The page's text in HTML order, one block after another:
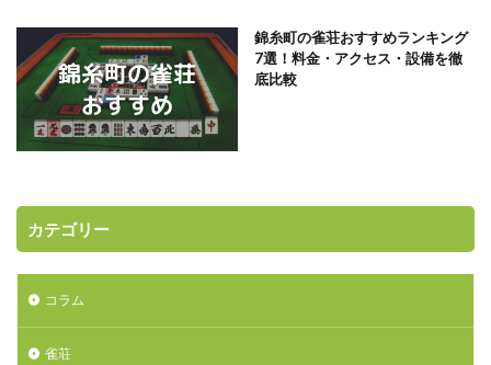
錦糸町の雀荘おすすめランキング
7選！料金・アクセス・設備を徹
底比較
カテゴリー
コラム
雀荘